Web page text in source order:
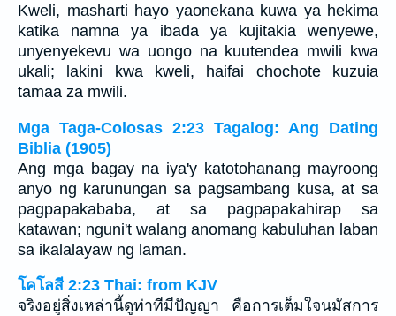
Kweli, masharti hayo yaonekana kuwa ya hekima
katika namna ya ibada ya kujitakia wenyewe,
unyenyekevu wa uongo na kuutendea mwili kwa
ukali; lakini kwa kweli, haifai chochote kuzuia
tamaa za mwili.
Mga Taga-Colosas 2:23 Tagalog: Ang Dating
Biblia (1905)
Ang mga bagay na iya'y katotohanang mayroong
anyo ng karunungan sa pagsambang kusa, at sa
pagpapakababa, at sa pagpapakahirap sa
katawan; nguni't walang anomang kabuluhan laban
sa ikalalayaw ng laman.
โคโลสี 2:23 Thai: from KJV
จริงอยู่สิ่งเหล่านี้ดูท่าทีมีปัญญา คือการเต็มใจนมัสการ